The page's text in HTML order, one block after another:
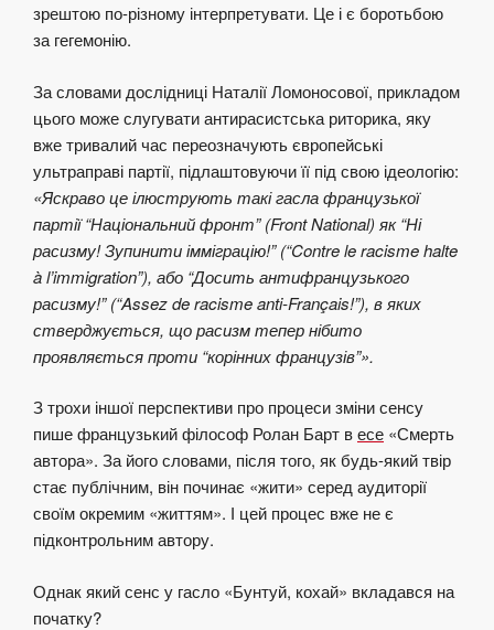
зрештою по-різному інтерпретувати. Це і є боротьбою
за гегемонію.
За словами дослідниці Наталії Ломоносової, прикладом
цього може слугувати антирасистська риторика, яку
вже тривалий час переозначують європейські
ультраправі партії, підлаштовуючи її під свою ідеологію:
«Яскраво це ілюструють такі гасла французької
партії “Національний фронт” (Front National) як “Ні
расизму! Зупинити імміграцію!” (“Contre le racisme halte
à l’immigration”), або “Досить антифранцузького
расизму!” (“Assez de racisme anti-Français!”), в яких
стверджується, що расизм тепер нібито
проявляється проти “корінних французів”».
З трохи іншої перспективи про процеси зміни сенсу
пише французький філософ Ролан Барт весе «Смерть
автора». За його словами, після того, як будь-який твір
стає публічним, він починає «жити» серед аудиторії
своїм окремим «життям». І цей процес вже не є
підконтрольним автору.
Однак який сенс у гасло «Бунтуй, кохай» вкладався на
початку?